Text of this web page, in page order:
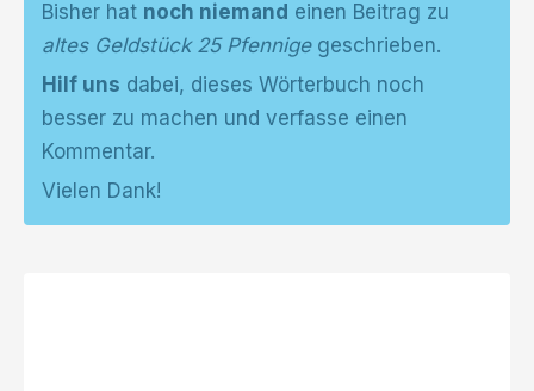
Bisher hat noch niemand einen Beitrag zu
altes Geldstück 25 Pfennigegeschrieben.
Hilf uns dabei, dieses Wörterbuch noch
besser zu machen und verfasse einen
Kommentar.
Vielen Dank!